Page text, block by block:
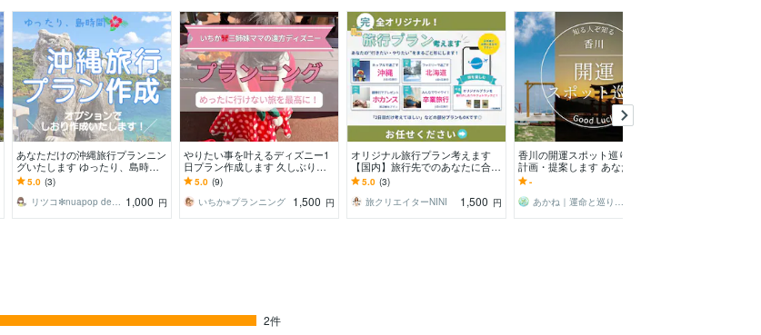
あなただけの沖縄旅行プランニン
グいたします ゆったり、島時
間。沖縄旅行のお手伝いをさせて
ください
5.0 (3)
リツコ✻nuapop design 1,000 円
やりたい事を叶えるディズニー1
日プラン作成します 久しぶりで
も迷わない！めったに行けない旅
を最高に
5.0 (9)
いちか⭐︎プランニング
1,500 円
オリジナル旅行プラン考えます
【国内】旅行先でのあなたに合っ
た過ごし方をご提案致します。
5.0 (3)
旅クリエイターNINI
1,500 円
香川の開運スポット巡りのプラン
計画・提案します あなたの願い
に寄り添う旅プランを一緒に作り
ませんか？
-
あかね｜運命と巡りの案内人
2件